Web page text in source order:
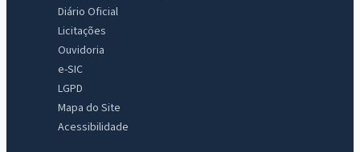
Diário Oficial
Licitações
Ouvidoria
e-SIC
LGPD
Mapa do Site
Acessibilidade